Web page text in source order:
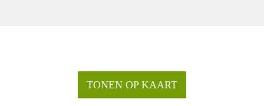
TONEN OP KAART